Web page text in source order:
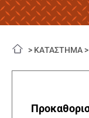
> ΚΑΤΑΣΤΗΜΑ >